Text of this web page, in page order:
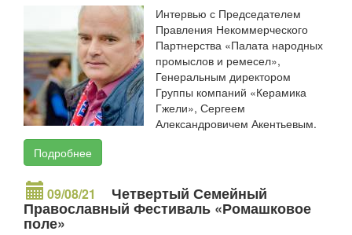
Интервью с Председателем
Правления Некоммерческого
Партнерства «Палата народных
промыслов и ремесел»,
Генеральным директором
Группы компаний «Керамика
Гжели», Сергеем
Александровичем Акентьевым.
Подробнее
09/08/21 Четвертый Семейный
Православный Фестиваль «Ромашковое
поле»